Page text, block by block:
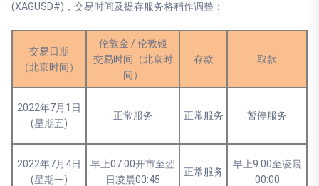
(XAGUSD#)，交易时间及提存服务将稍作调整：
交易日期
（北京时间）
伦敦金 / 伦敦银
交易时间（北京时
间）
存款 取款
2022年7月1日
(星期五)
正常服务 正常服务 暂停服务
2022年7月4日
(星期一)
早上07:00开市至翌
日凌晨00:45
正常服务
早上9:00至凌晨
00:00